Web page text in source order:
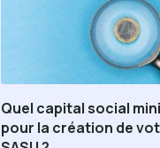
Quel capital social
pour la création de